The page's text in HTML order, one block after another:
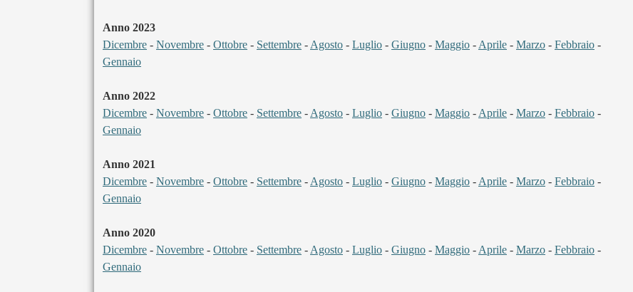
Anno 2023
Dicembre - Novembre - Ottobre - Settembre - Agosto - Luglio - Giugno - Maggio - Aprile - Marzo - Febbraio -
Gennaio
Anno 2022
Dicembre - Novembre - Ottobre - Settembre - Agosto - Luglio - Giugno - Maggio - Aprile - Marzo - Febbraio -
Gennaio
Anno 2021
Dicembre - Novembre - Ottobre - Settembre - Agosto - Luglio - Giugno - Maggio - Aprile - Marzo - Febbraio -
Gennaio
Anno 2020
Dicembre - Novembre - Ottobre - Settembre - Agosto - Luglio - Giugno - Maggio - Aprile - Marzo - Febbraio -
Gennaio